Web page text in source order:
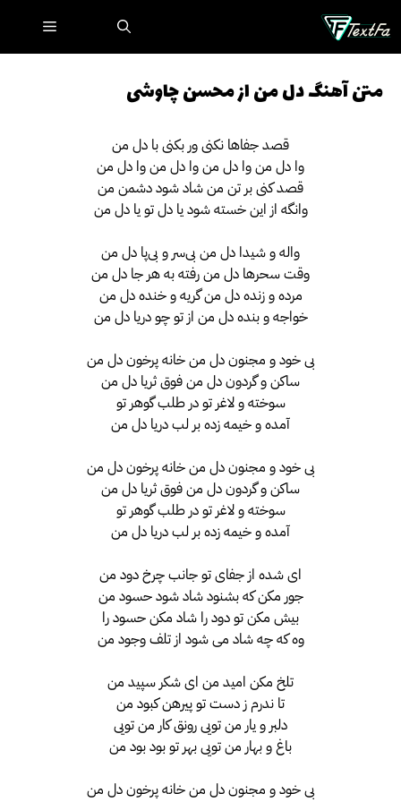
محتوا
فهرست
متن آهنگ دل من از محسن چاوشی
قصد جفاها نکنی ور بکنی با دل من
وا دل من وا دل من وا دل من وا دل من
قصد کنی بر تن من شاد شود دشمن من
وانگه از این خسته شود یا دل تو یا دل من
واله و شیدا دل من بی‌سر و بی‌پا دل من
وقت سحرها دل من رفته به هر جا دل من
مرده و زنده دل من گریه و خنده دل من
خواجه و بنده دل من از تو چو دریا دل من
بی خود و مجنون دل من خانه پرخون دل من
ساکن و گردون دل من فوق ثریا دل من
سوخته و لاغر تو در طلب گوهر تو
آمده و خیمه زده بر لب دریا دل من
بی خود و مجنون دل من خانه پرخون دل من
ساکن و گردون دل من فوق ثریا دل من
سوخته و لاغر تو در طلب گوهر تو
آمده و خیمه زده بر لب دریا دل من
ای شده از جفای تو جانب چرخ دود من
جور مکن که بشنود شاد شود حسود من
بیش مکن تو دود را شاد مکن حسود را
وه که چه شاد می شود از تلف وجود من
تلخ مکن امید من ای شکر سپید من
تا ندرم ز دست تو پیرهن کبود من
دلبر و یار من تویی رونق کار من تویی
باغ و بهار من تویی بهر تو بود بود من
بی خود و مجنون دل من خانه پرخون دل من